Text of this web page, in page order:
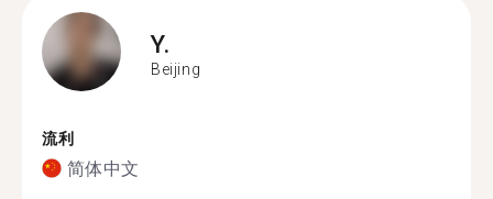
Y.
Beijing
流利
简体中文